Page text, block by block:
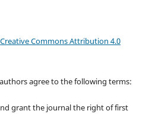
Creative Commons Attribution 4.0
agree to the following terms:
grant the journal the right of first